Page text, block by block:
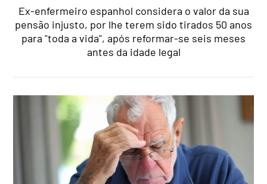
Ex-enfermeiro espanhol considera o valor da sua
pensão injusto, por lhe terem sido tirados 50 anos
para "toda a vida", após reformar-se seis meses
antes da idade legal